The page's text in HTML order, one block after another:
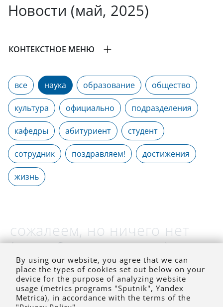
Новости (май, 2025)
КОНТЕКСТНОЕ МЕНЮ
все наука образование общество
культура официально подразделения
кафедры абитуриент студент
сотрудник поздравляем! достижения
жизнь
сожалеем, но ничего нет
(на выбранное время)
By using our website, you agree that we can
place the types of cookies set out below on your
device for the purpose of analyzing website
usage (metrics programs "Sputnik", Yandex
Metrica), in accordance with the terms of the